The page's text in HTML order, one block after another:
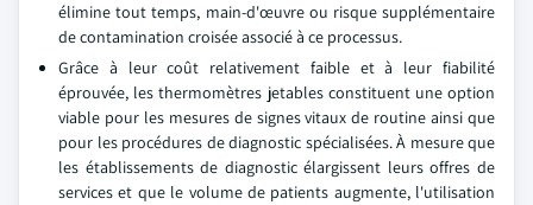
élimine tout temps, main-d'œuvre ou risque supplémentaire
de contamination croisée associé à ce processus.
Grâce à leur coût relativement faible et à leur fiabilité
éprouvée, les thermomètres jetables constituent une option
viable pour les mesures de signes vitaux de routine ainsi que
pour les procédures de diagnostic spécialisées. À mesure que
les établissements de diagnostic élargissent leurs offres de
services et que le volume de patients augmente, l'utilisation